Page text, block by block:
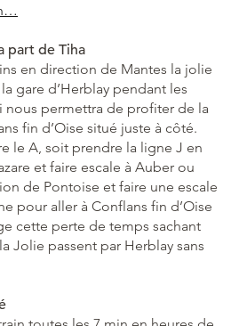
part de Tiha
en direction de Mantes la jolie
gare d’Herblay pendant les
nous permettra de profiter de la
fin d’Oise situé juste à côté.
le A, soit prendre la ligne J en
et faire escale à Auber ou
de Pontoise et faire une escale
pour aller à Conflans fin d’Oise
cette perte de temps sachant
Jolie passent par Herblay sans